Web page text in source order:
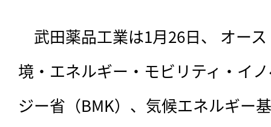
武田薬品工業は1月26日、 オー
境・エネルギー・モビリティ・イ
ジー省（BMK）、気候エネルギー